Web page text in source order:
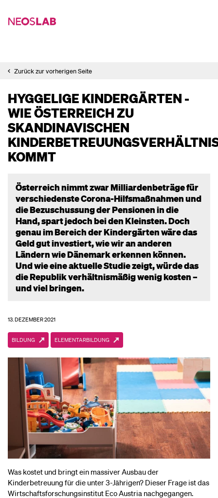
Zurück zur vorherigen Seite
HYGGELIGE KINDERGÄRTEN -
WIE ÖSTERREICH ZU
SKANDINAVISCHEN
KOMMT
Österreich nimmt zwar Milliardenbeträge für
verschiedenste Corona-Hilfsmaßnahmen und
die Bezuschussung der Pensionen in die
Hand, spart jedoch bei den Kleinsten. Doch
genau im Bereich der Kindergärten wäre das
Geld gut investiert, wie wir an anderen
Ländern wie Dänemark erkennen können.
Und wie eine aktuelle Studie zeigt, würde das
die Republik verhältnismäßig wenig kosten –
und viel bringen.
13. DEZEMBER 2021
BILDUNG ELEMENTARBILDUNG
Was kostet und bringt ein massiver Ausbau der
Kinderbetreuung für die unter 3-Jährigen? Dieser Frage ist das
Wirtschaftsforschungsinstitut Eco Austria nachgegangen.